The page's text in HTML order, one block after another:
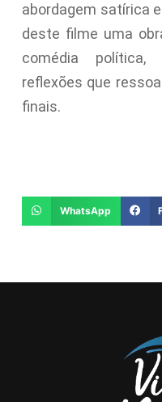
abordagem satírica
deste filme uma
comédia política,
reflexões que
finais.
WhatsApp